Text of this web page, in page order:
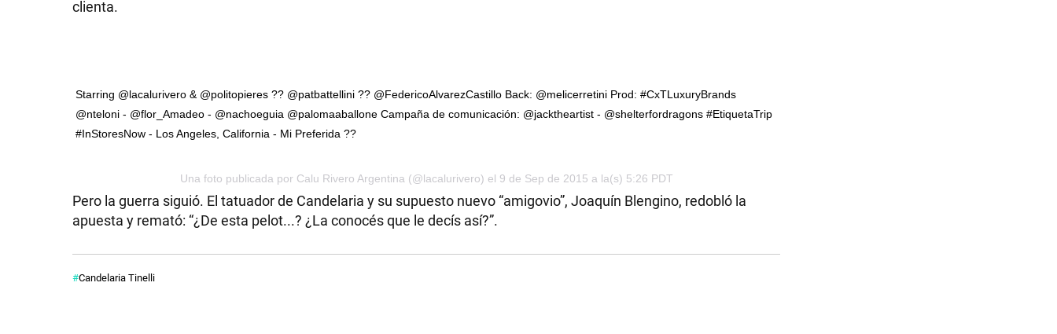
clienta.
Starring @lacalurivero & @politopieres ?? @patbattellini ?? @FedericoAlvarezCastillo Back: @melicerretini Prod: #CxTLuxuryBrands
@nteloni - @flor_Amadeo - @nachoeguia @palomaaballone Campaña de comunicación: @jacktheartist - @shelterfordragons #EtiquetaTrip
#InStoresNow - Los Angeles, California - Mi Preferida ??
Una foto publicada por Calu Rivero Argentina (@lacalurivero) el 9 de Sep de 2015 a la(s) 5:26 PDT
Pero la guerra siguió. El tatuador de Candelaria y su supuesto nuevo “amigovio”, Joaquín Blengino, redobló la
apuesta y remató: “¿De esta pelot...? ¿La conocés que le decís así?”.
Candelaria Tinelli